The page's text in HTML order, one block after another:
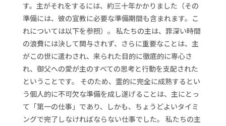
す。主がそれをするには、約三十年かかりました（その
準備には、彼の宣教に必要な準備期間も含まれます。こ
れについては以下を参照）。 私たちの主は、罪深い時間
の浪費には決して関与されず、さらに重要なことは、主
がこの世に遣わされ、来られた目的に徹底的に専心さ
れ、御父への愛が主のすべての思考と行動を支配された
ということです。 そのため、霊的に完全に成熟するとい
う個人的に不可欠な準備を成し遂げることは、主にとっ
て「第一の仕事」であり、しかも、ちょうどよいタイミ
ングで完了しなければならない仕事でした。 私たちの主